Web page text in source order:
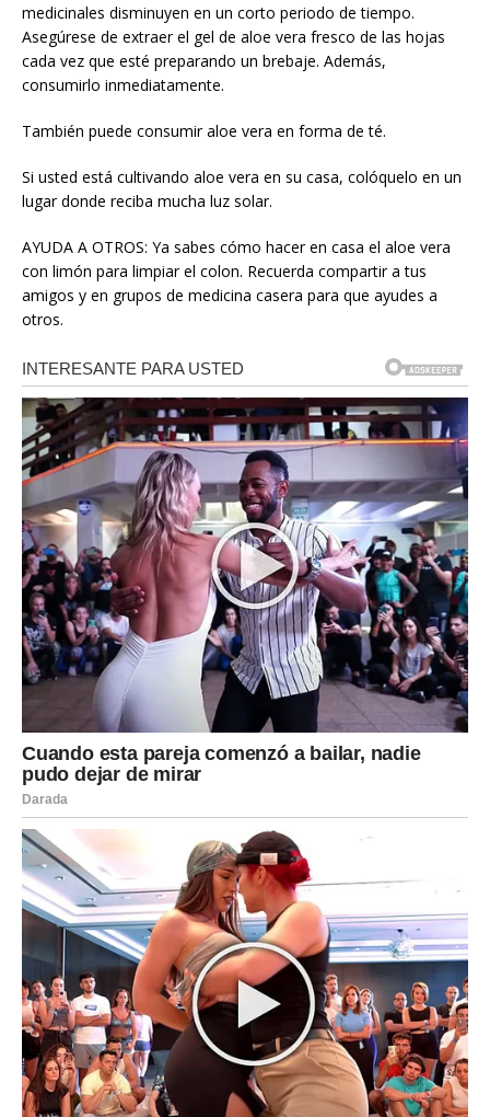
medicinales disminuyen en un corto periodo de tiempo.
Asegúrese de extraer el gel de aloe vera fresco de las hojas
cada vez que esté preparando un brebaje. Además,
consumirlo inmediatamente.
También puede consumir aloe vera en forma de té.
Si usted está cultivando aloe vera en su casa, colóquelo en un
lugar donde reciba mucha luz solar.
AYUDA A OTROS: Ya sabes cómo hacer en casa el aloe vera
con limón para limpiar el colon. Recuerda compartir a tus
amigos y en grupos de medicina casera para que ayudes a
otros.